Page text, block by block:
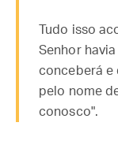
Tudo isso
Senhor
conceberá e
pelo nome
conosco".